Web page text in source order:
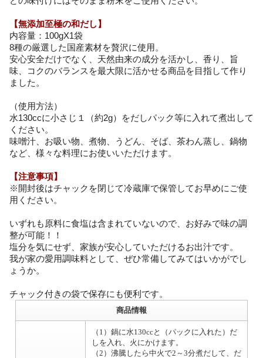
【無添加至極の和だし】
内容量：100gX1袋
8種の厳選した国産素材を贅沢に使用。
安心安全だけでなく、天然由来の成分を活かし、香り、旨
味、コクのバランスを最大限に活かせる商品を目指して作り
ました。
（使用方法）
水130ccに小さじ１（約2g）をだしパック等に入れて煮出して
ください。
味噌汁、お吸い物、煮物、うどん、そば、茶わん蒸し、鍋物
など、様々な料理にお使いいただけます。
【注意事項】
※開封後はチャックを閉じて冷蔵庫で保管してお早めにご使
用ください。
いずれも原料に食塩は含まれていないので、お好みで味の調
整が可能！！
塩分を気にせず、家族が安心していただけるお出汁です。
我が家の愛用調味料として、ぜひ常備してみてはいかがでし
ょうか。
チャック付きの袋で保存にも便利です。
商品情報
（1）鍋に水130ccと（パックに入れた）だ
しを入れ、火にかけます。
（2）沸騰したら中火で2～3分煮だして、だ